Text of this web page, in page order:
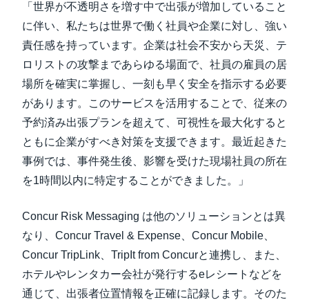
「世界が不透明さを増す中で出張が増加していること
に伴い、私たちは世界で働く社員や企業に対し、強い
責任感を持っています。企業は社会不安から天災、テ
ロリストの攻撃まであらゆる場面で、社員の雇員の居
場所を確実に掌握し、一刻も早く安全を指示する必要
があります。このサービスを活用することで、従来の
予約済み出張プランを超えて、可視性を最大化すると
ともに企業がすべき対策を支援できます。最近起きた
事例では、事件発生後、影響を受けた現場社員の所在
を1時間以内に特定することができました。」
Concur Risk Messaging は他のソリューションとは異
なり、Concur Travel & Expense、Concur Mobile、
Concur TripLink、TripIt from Concurと連携し、また、
ホテルやレンタカー会社が発行するeレシートなどを
通じて、出張者位置情報を正確に記録します。そのた